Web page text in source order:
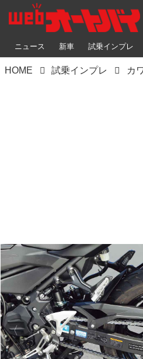
ニュース 新車 試乗インプレ
HOME 試乗インプレ